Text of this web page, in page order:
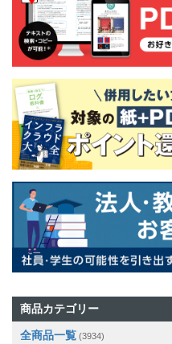
商品カテゴリー
全商品一覧 (3934)